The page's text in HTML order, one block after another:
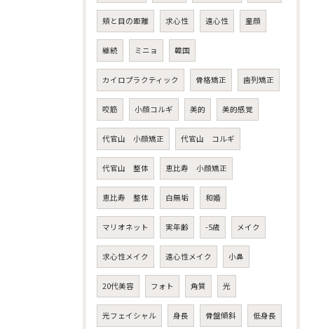
頬と目の距離 求心性 遠心性 童顔
継続 ミニョ 韓国
カイロプラクティック 骨格矯正 歯列矯正
咬筋 小顔コルギ 美的 美的感覚
代官山 小顔矯正 代官山 コルギ
代官山 整体 恵比寿 小顔矯正
恵比寿 整体 白無垢 和婚
マリオネット 実年齢 -5歳 メイク
求心性メイク 遠心性メイク 小鼻
20代美容 フォト 角質 光
光フェイシャル 身長 骨盤傾斜 低身長